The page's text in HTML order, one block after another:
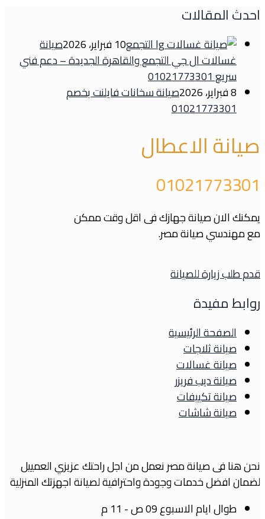
احدث المقالات
10 فبراير، 2026
صيانة
غسالات ال جي التجمع والقاهرة الجديدة – دعم فني
سريع 01021773301
8 فبراير، 2026
صيانة سخانات فايلنت بخصم
01021773301
صيانة الاعطال
01021773301
يمكنك الان صيانة جهازك فى اقل وقت ممكن
مع مهندسي صيانة مصر.
قدم طلب زيارة للصيانة
روابط مفيدة
الصفحة الرئيسية
صيانة ثلاجات
صيانة غسالات
صيانة ديب فريزر
صيانة تكييفات
صيانة شاشات
نحن هنا فى صيانة مصر نعمل من اجل راحتك عزيزي العمييل
لضمان افضل خدمات وجودة واحترافية لصيانة اجهزتك المنزلية
طوال ايام الاسبوع09 ص - 11 م